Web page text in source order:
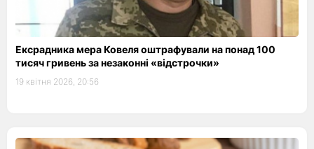
Ексрадника мера Ковеля оштрафували на понад 100
тисяч гривень за незаконні «відстрочки»
19 квітня 2026, 20:56